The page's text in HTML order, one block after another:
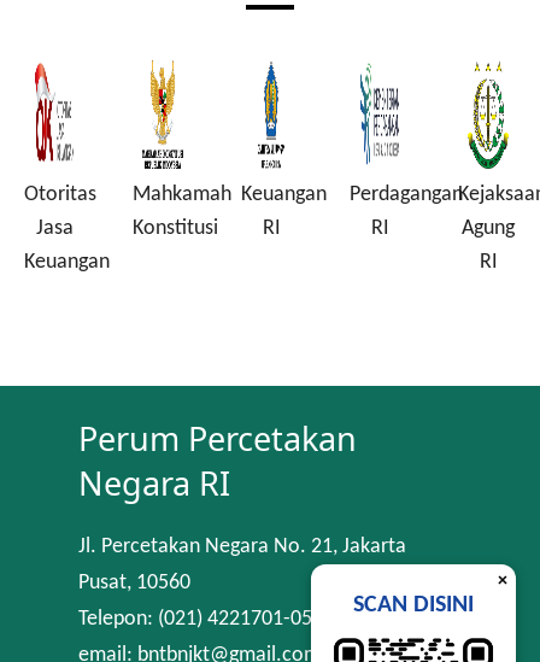
Otoritas
Jasa
Keuangan
Mahkamah
Konstitusi
Keuangan
RI
Perdagangan
RI
Agung
RI
Perum Percetakan
Negara RI
Jl. Percetakan Negara No. 21, Jakarta
Pusat, 10560
Telepon: (021) 4221701-05
email: bntbnjkt@gmail.com
×
SCAN DISINI